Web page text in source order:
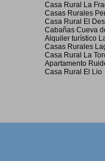
Casa Rural La
Casas Rurales
Casa Rural El
Cabañas Cueva
Alquiler turístico
Casas Rurales
Casa Rural La
Apartamento
Casa Rural El Lio